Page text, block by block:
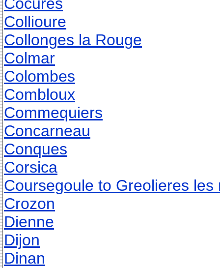
Collioure
Collonges la Rouge
Colmar
Colombes
Combloux
Commequiers
Concarneau
Conques
Corsica
Coursegoule to Greolieres les
Crozon
Dienne
Dijon
Dinan